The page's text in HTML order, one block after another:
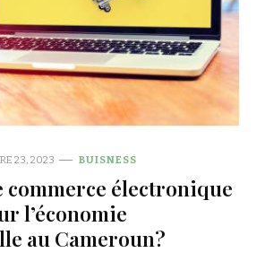
23, 2023 BUISNESS
commerce électronique
l’économie
au Cameroun?